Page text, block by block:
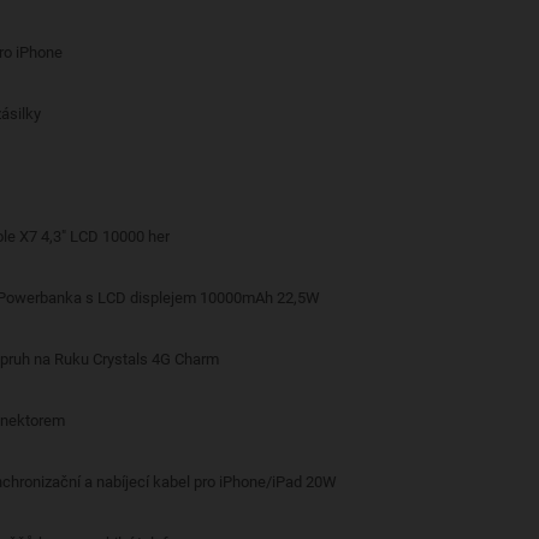
iPhone
X7 4,3" LCD 10000 her
s LCD displejem 10000mAh 22,5W
na Ruku Crystals 4G Charm
a nabíjecí kabel pro iPhone/iPad 20W